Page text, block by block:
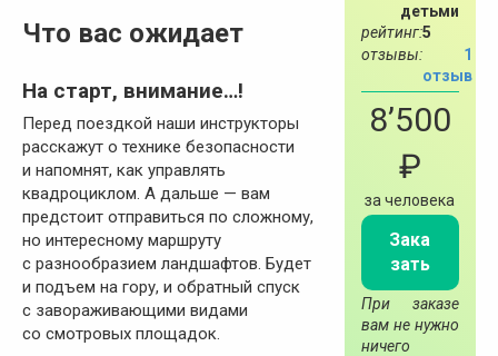
детьми
рейтинг:5
отзывы:
1
отзыв
8’500
₽
за человека
Зака
зать
При заказе
вам не нужно
ничего
Что вас ожидает
На старт, внимание…!
Перед поездкой наши инструкторы
расскажут о технике безопасности
и напомнят, как управлять
квадроциклом. А дальше — вам
предстоит отправиться по сложному,
но интересному маршруту
с разнообразием ландшафтов. Будет
и подъем на гору, и обратный спуск
с завораживающими видами
со смотровых площадок.